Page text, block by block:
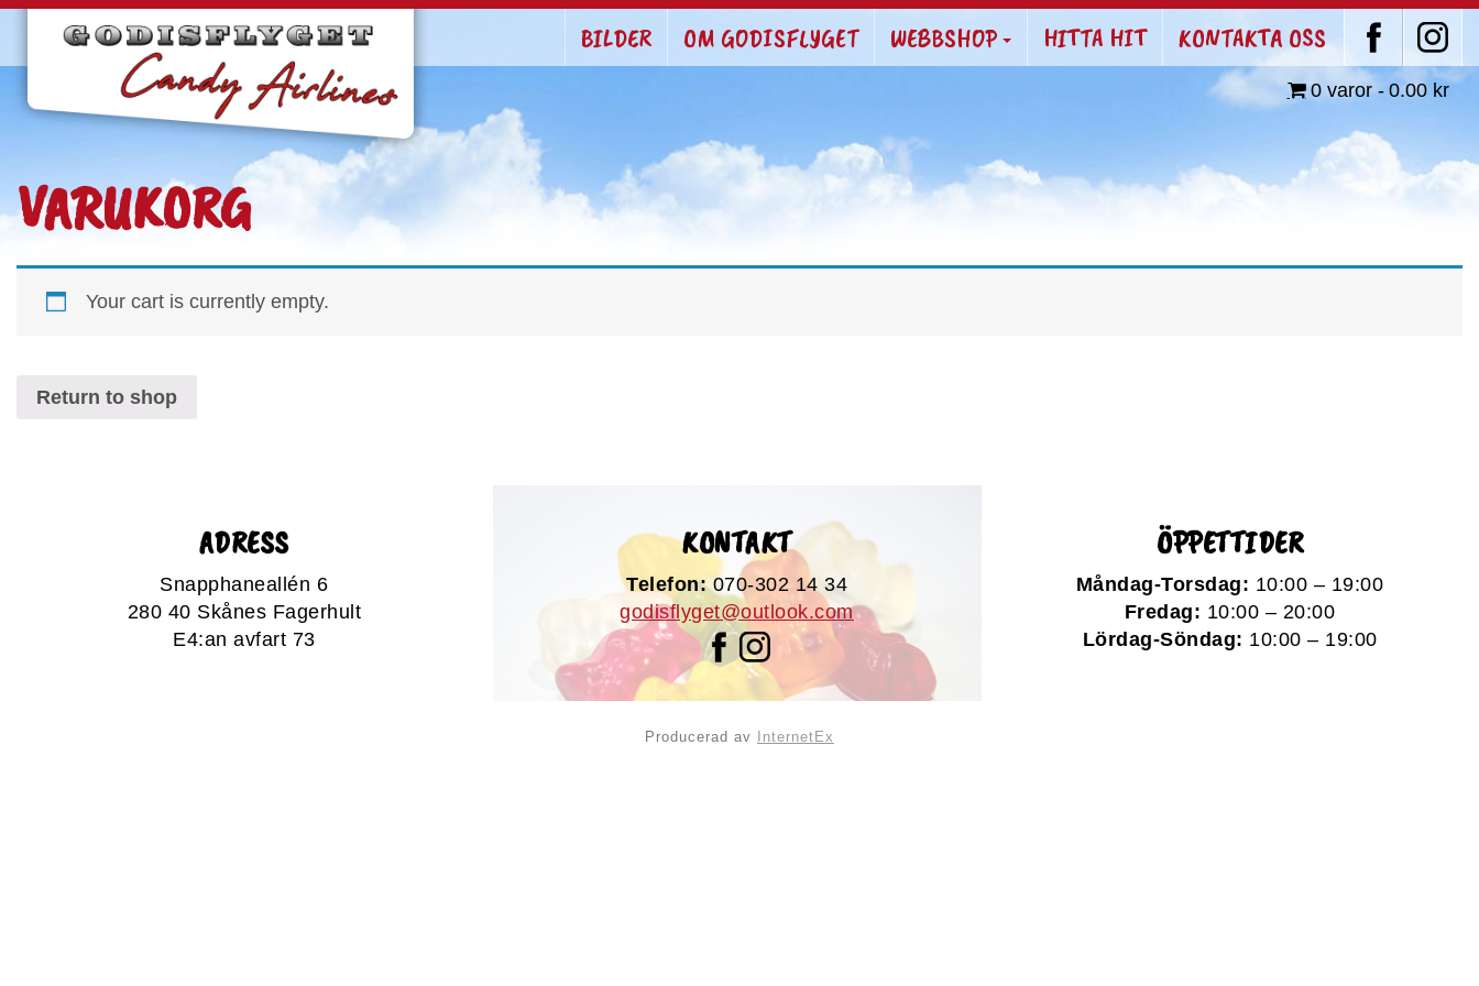
BILDER OM GODISFLYGET WEBBSHOP HITTA HIT KONTAKTA OSS
0 varor 0.00 kr
VARUKORG
Your cart is currently empty.
Return to shop
ADRESS
Snapphaneallén 6
280 40 Skånes Fagerhult
E4:an avfart 73
KONTAKT
Telefon:070-302 14 34
godisflyget@outlook.com
ÖPPETTIDER
Måndag-Torsdag: 10:00 – 19:00
Fredag: 10:00 – 20:00
Lördag-Söndag: 10:00 – 19:00
Producerad av InternetEx